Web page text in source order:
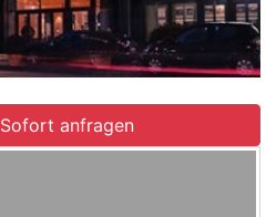
Sofort anfragen